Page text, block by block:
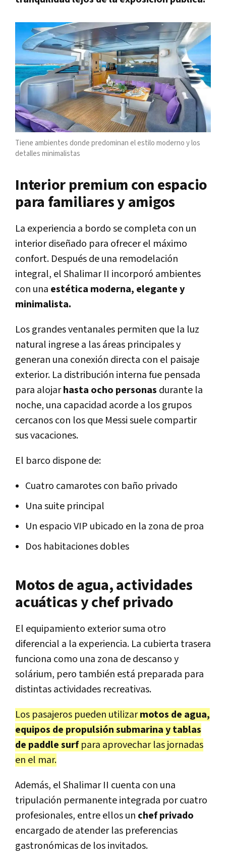
Tiene ambientes donde predominan el estilo moderno y los
detalles minimalistas
Interior premium con espacio
para familiares y amigos
La experiencia a bordo se completa con un
interior diseñado para ofrecer el máximo
confort. Después de una remodelación
integral, el Shalimar II incorporó ambientes
con una estética moderna, elegante y
minimalista.
Los grandes ventanales permiten que la luz
natural ingrese a las áreas principales y
generan una conexión directa con el paisaje
exterior. La distribución interna fue pensada
para alojarhasta ocho personas durante la
noche, una capacidad acorde a los grupos
cercanos con los que Messi suele compartir
sus vacaciones.
El barco dispone de:
Cuatro camarotes con baño privado
Una suite principal
Un espacio VIP ubicado en la zona de proa
Dos habitaciones dobles
Motos de agua, actividades
acuáticas y chef privado
El equipamiento exterior suma otro
diferencial a la experiencia. La cubierta trasera
funciona como una zona de descanso y
solárium, pero también está preparada para
distintas actividades recreativas.
Los pasajeros pueden utilizarmotos de agua,
equipos de propulsión submarina y tablas
de paddle surfpara aprovechar las jornadas
en el mar.
Además, el Shalimar II cuenta con una
tripulación permanente integrada por cuatro
profesionales, entre ellos un chef privado
encargado de atender las preferencias
gastronómicas de los invitados.